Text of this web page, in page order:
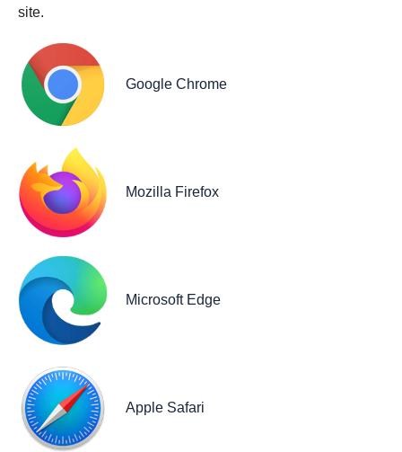
site.
Google Chrome
Mozilla Firefox
Microsoft Edge
Apple Safari